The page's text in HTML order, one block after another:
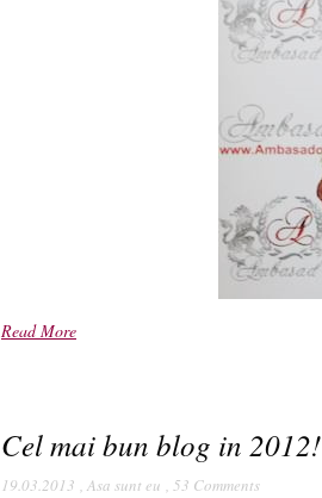
Read More
Cel mai bun blog in 2012!
19.03.2013 , Asa sunt eu , 53 Comments